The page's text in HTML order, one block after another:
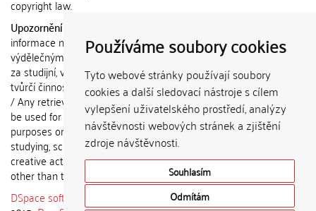
Používáme soubory cookies
Tyto webové stránky používají soubory
cookies a další sledovací nástroje s cílem
vylepšení uživatelského prostředí, analýzy
návštěvnosti webových stránek a zjištění
zdroje návštěvnosti.
Souhlasím
Odmítám
copyright law.
Upozornění / Notice:
informace nemohou být použity k
výdělečným účelům nebo vydávány
za studijní, vědeckou nebo jinou
tvůrčí činnost jiné osoby než autora.
/ Any retrieved information shall not
be used for any commercial
purposes or claimed as results of
studying, scientific or any other
creative activities of any person
other than the author.
DSpace software
copyright © 2002-